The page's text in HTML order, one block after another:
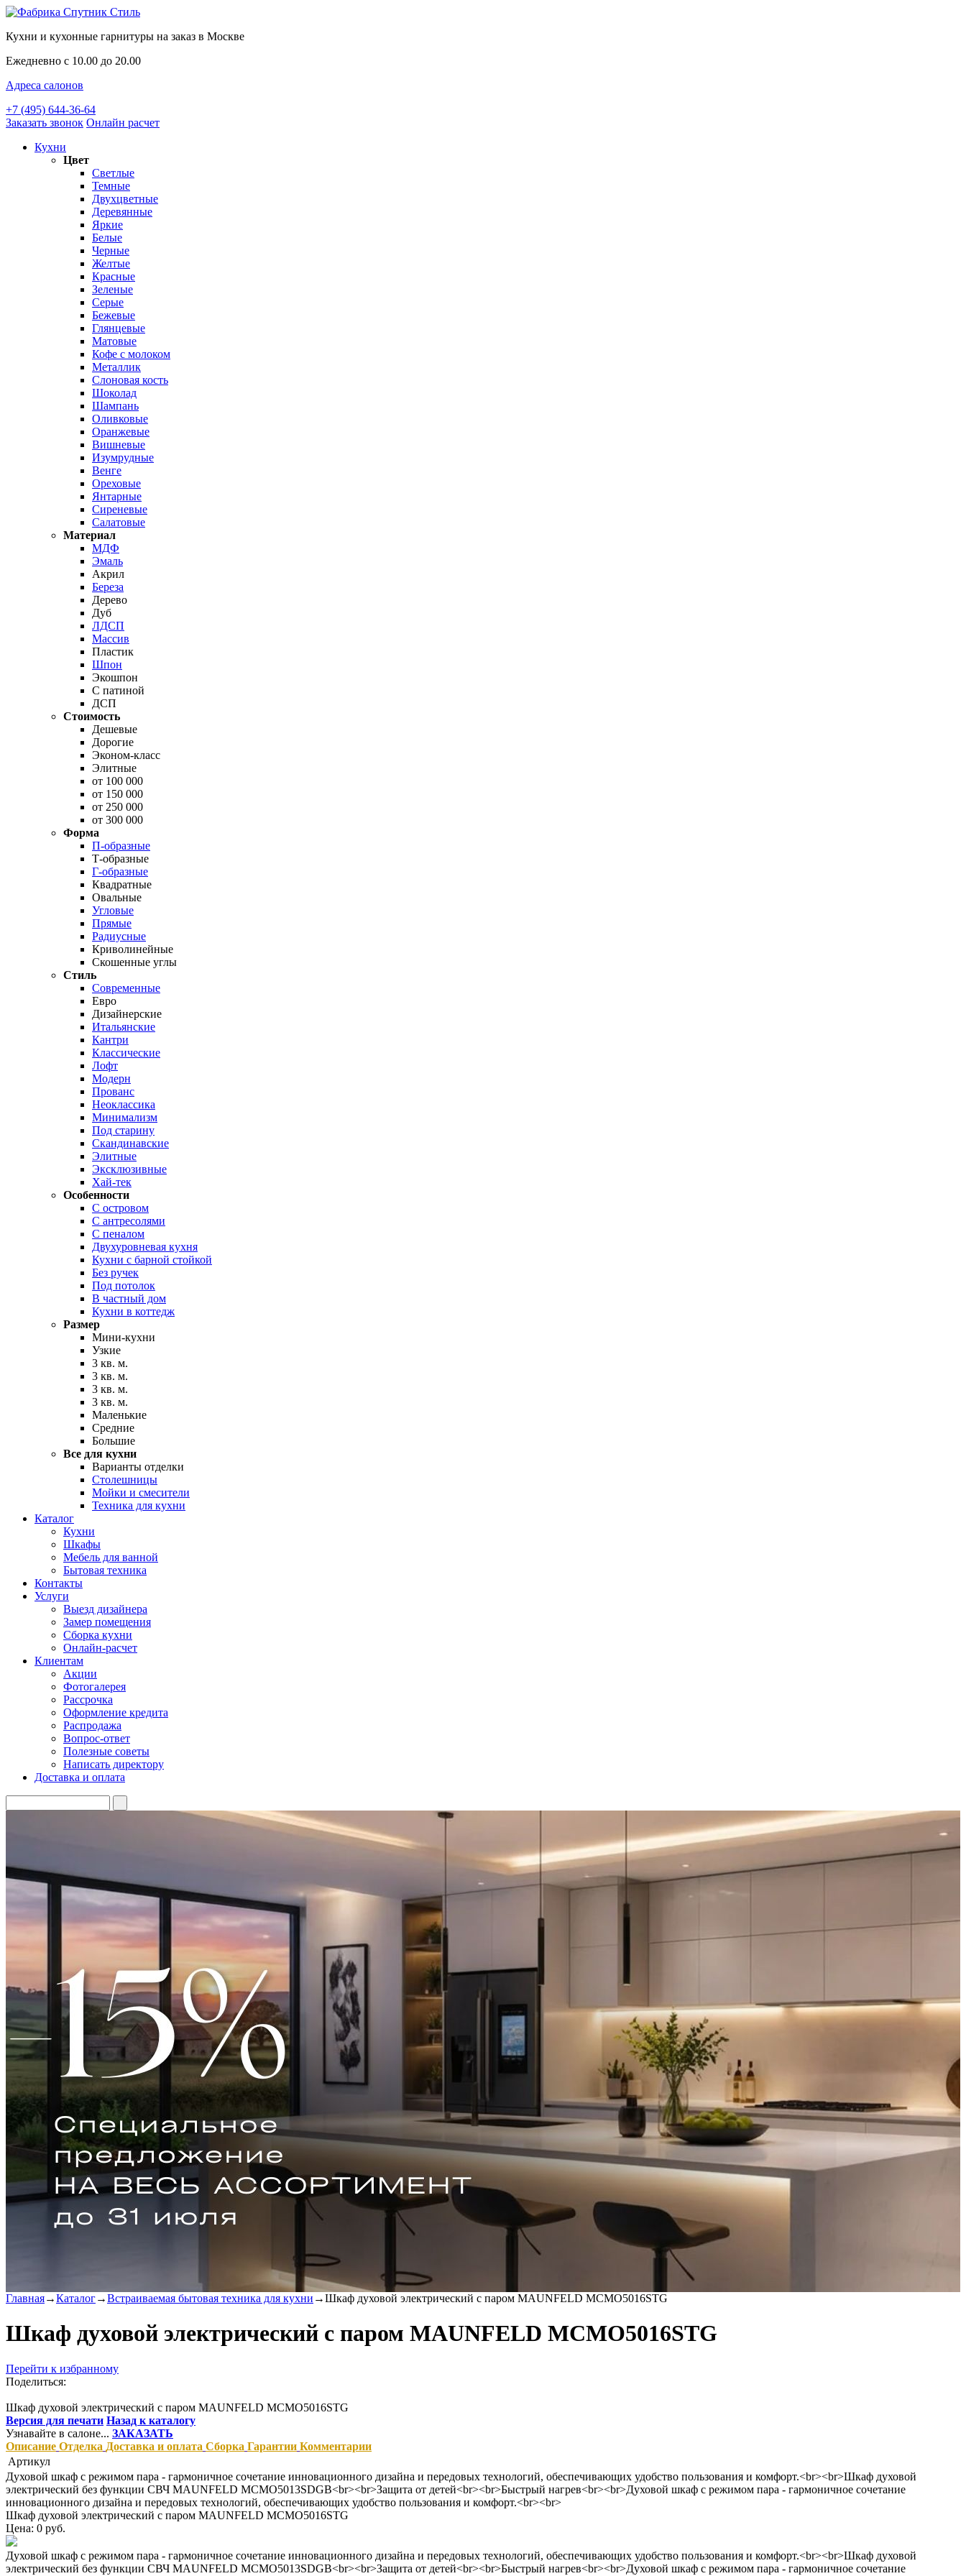
Кухни и кухонные гарнитуры на заказ в Москве
Ежедневно с 10.00 до 20.00
Адреса салонов
+7 (495) 644-36-64
Заказать звонок Онлайн расчет
Кухни
Цвет
Светлые
Темные
Двухцветные
Деревянные
Яркие
Белые
Черные
Желтые
Красные
Зеленые
Серые
Бежевые
Глянцевые
Матовые
Кофе с молоком
Металлик
Слоновая кость
Шоколад
Шампань
Оливковые
Оранжевые
Вишневые
Изумрудные
Венге
Ореховые
Янтарные
Сиреневые
Салатовые
Материал
МДФ
Эмаль
Акрил
Береза
Дерево
Дуб
ЛДСП
Массив
Пластик
Шпон
Экошпон
С патиной
ДСП
Стоимость
Дешевые
Дорогие
Эконом-класс
Элитные
от 100 000
от 150 000
от 250 000
от 300 000
Форма
П-образные
Т-образные
Г-образные
Квадратные
Овальные
Угловые
Прямые
Радиусные
Криволинейные
Скошенные углы
Стиль
Современные
Евро
Дизайнерские
Итальянские
Кантри
Классические
Лофт
Модерн
Прованс
Неоклассика
Минимализм
Под старину
Скандинавские
Элитные
Эксклюзивные
Хай-тек
Особенности
С островом
С антресолями
С пеналом
Двухуровневая кухня
Кухни с барной стойкой
Без ручек
Под потолок
В частный дом
Кухни в коттедж
Размер
Мини-кухни
Узкие
3 кв. м.
3 кв. м.
3 кв. м.
3 кв. м.
Маленькие
Средние
Большие
Все для кухни
Варианты отделки
Столешницы
Мойки и смесители
Техника для кухни
Каталог
Кухни
Шкафы
Мебель для ванной
Бытовая техника
Контакты
Услуги
Выезд дизайнера
Замер помещения
Сборка кухни
Онлайн-расчет
Клиентам
Акции
Фотогалерея
Рассрочка
Оформление кредита
Распродажа
Вопрос-ответ
Полезные советы
Написать директору
Доставка и оплата
Главная→Каталог→Встраиваемая бытовая техника для кухни →Шкаф духовой электрический с паром MAUNFELD MCMO5016STG
Шкаф духовой электрический с паром MAUNFELD MCMO5016STG
Перейти к избранному
Поделиться:
Шкаф духовой электрический с паром MAUNFELD MCMO5016STG
Версия для печати Назад к каталогу
Узнавайте в салоне... ЗАКАЗАТЬ
Описание Отделка Доставка и оплата Сборка Гарантии Комментарии
Артикул
Духовой шкаф с режимом пара - гармоничное сочетание инновационного дизайна и передовых технологий, обеспечивающих удобство пользования и комфорт.<br><br>Шкаф духовой
электрический без функции СВЧ MAUNFELD MCMO5013SDGB<br><br>Защита от детей<br><br>Быстрый нагрев<br><br>Духовой шкаф с режимом пара - гармоничное сочетание
инновационного дизайна и передовых технологий, обеспечивающих удобство пользования и комфорт.<br><br>
Шкаф духовой электрический с паром MAUNFELD MCMO5016STG
Цена: 0 руб.
Духовой шкаф с режимом пара - гармоничное сочетание инновационного дизайна и передовых технологий, обеспечивающих удобство пользования и комфорт.<br><br>Шкаф духовой
электрический без функции СВЧ MAUNFELD MCMO5013SDGB<br><br>Защита от детей<br><br>Быстрый нагрев<br><br>Духовой шкаф с режимом пара - гармоничное сочетание